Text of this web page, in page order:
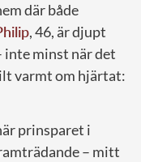
där både
, 46, är djupt
inte minst när det
varmt om hjärtat:
prinsparet i
– mitt